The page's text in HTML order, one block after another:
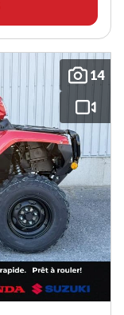
14